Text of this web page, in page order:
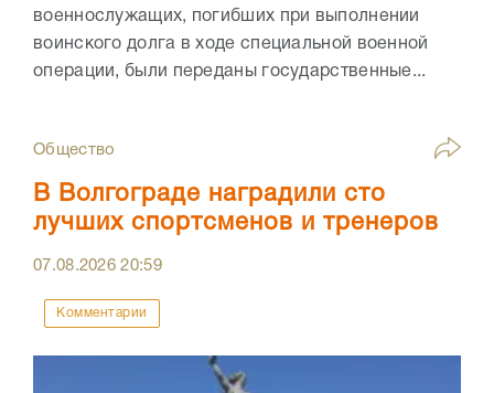
военнослужащих, погибших при выполнении
воинского долга в ходе специальной военной
операции, были переданы государственные...
Общество
В Волгограде наградили сто
лучших спортсменов и тренеров
07.08.202620:59
Комментарии